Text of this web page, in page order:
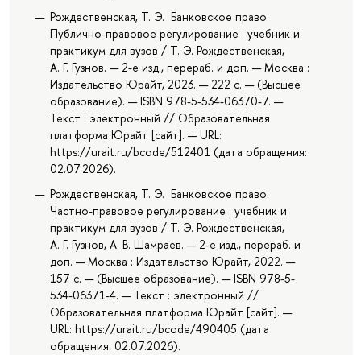
Рождественская, Т. Э. Банковское право.
Публично-правовое регулирование : учебник и
практикум для вузов / Т. Э. Рождественская,
А. Г. Гузнов. — 2-е изд., перераб. и доп. — Москва :
Издательство Юрайт, 2023. — 222 с. — (Высшее
образование). — ISBN 978-5-534-06370-7. —
Текст : электронный // Образовательная
платформа Юрайт [сайт]. — URL:
https://urait.ru/bcode/512401 (дата обращения:
02.07.2026).
Рождественская, Т. Э. Банковское право.
Частно-правовое регулирование : учебник и
практикум для вузов / Т. Э. Рождественская,
А. Г. Гузнов, А. В. Шамраев. — 2-е изд., перераб. и
доп. — Москва : Издательство Юрайт, 2022. —
157 с. — (Высшее образование). — ISBN 978-5-
534-06371-4. — Текст : электронный //
Образовательная платформа Юрайт [сайт]. —
URL: https://urait.ru/bcode/490405 (дата
обращения: 02.07.2026).